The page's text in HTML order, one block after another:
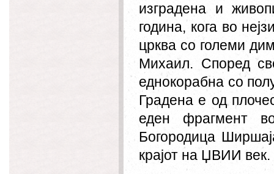
изградена и
година, кога во
црква со големи
Михаил. Според
еднокорабна со
Градена е од
еден фрагмент
Богородица
крајот на ЏВИИ век.